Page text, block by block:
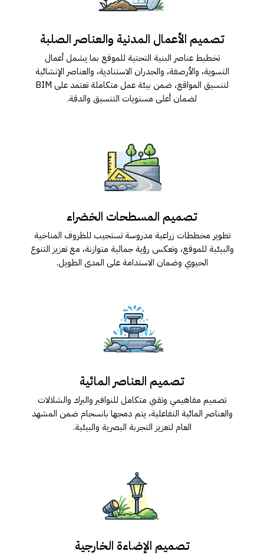
تصمیم الأعمال المدنیة والعناصر الصلبة
تخطیط عناصر البنیة التحتیة للموقع بما یشمل أعمال
التسویة، والأرصفة، والجدران الاستنادیة، والعناصر الإنشائیة
لتنسیق المواقع، ضمن بیئة عمل متكاملة تعتمد على BIM
لضمان أعلى مستویات التنسیق والدقة.
تصمیم المسطحات الخضراء
تطویر مخططات زراعیة مدروسة تستجیب للظروف المناخیة
والبیئیة للموقع، وتعكس رؤیة جمالیة متوازنة، مع تعزیز التنوع
الحیوي وضمان الاستدامة على المدى الطویل.
تصمیم العناصر المائیة
تصمیم مفاھیمي وتقني متكامل للنوافیر والبرك والشلالات
والعناصر المائیة التفاعلیة، یتم دمجھا بانسجام ضمن المشھد
العام لتعزیز التجربة البصریة والبیئیة.
تصمیم الإضاءة الخارجیة